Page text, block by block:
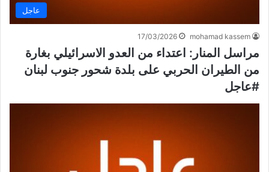
عاجل
mohamad kassem
17/03/2026
مراسل المنار: اعتداء من العدو الاسرائيلي بغارة
من الطيران الحربي على بلدة شحور جنوب لبنان
#عاجل